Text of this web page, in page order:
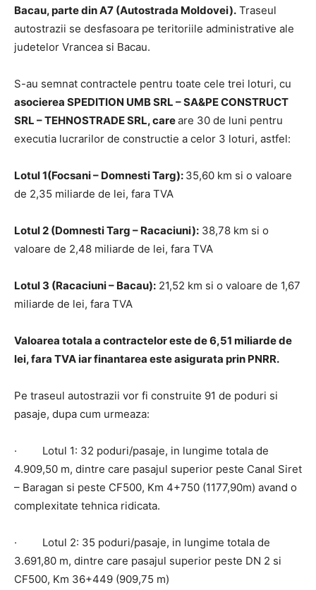
Bacau, parte din A7 (Autostrada Moldovei). Traseul
autostrazii se desfasoara pe teritoriile administrative ale
judetelor Vrancea si Bacau.
S-au semnat contractele pentru toate cele trei loturi, cu
asocierea SPEDITION UMB SRL – SA&PE CONSTRUCT
SRL – TEHNOSTRADE SRL, careare 30 de luni pentru
executia lucrarilor de constructie a celor 3 loturi, astfel:
Lotul 1(Focsani – Domnesti Targ): 35,60 km si o valoare
de 2,35 miliarde de lei, fara TVA
Lotul 2 (Domnesti Targ – Racaciuni): 38,78 km si o
valoare de 2,48 miliarde de lei, fara TVA
Lotul 3 (Racaciuni – Bacau): 21,52 km si o valoare de 1,67
miliarde de lei, fara TVA
Valoarea totala a contractelor este de 6,51 miliarde de
lei, fara TVA iar finantarea este asigurata prin PNRR.
Pe traseul autostrazii vor fi construite 91 de poduri si
pasaje, dupa cum urmeaza:
· Lotul 1: 32 poduri/pasaje, in lungime totala de
4.909,50 m, dintre care pasajul superior peste Canal Siret
– Baragan si peste CF500, Km 4+750 (1177,90m) avand o
complexitate tehnica ridicata.
· Lotul 2: 35 poduri/pasaje, in lungime totala de
3.691,80 m, dintre care pasajul superior peste DN 2 si
CF500, Km 36+449 (909,75 m)